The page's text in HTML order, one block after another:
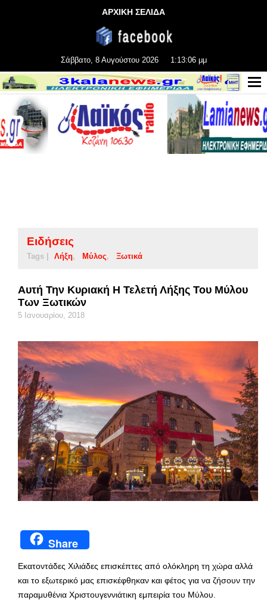
ΑΡΧΙΚΗ ΣΕΛΙΔΑ
Σάββατο, 8 Αυγούστου 2026 1:13:06 μμ
Ειδήσεις
Tags | Λήξη Μύλος Ξωτικά
Αυτή Την Κυριακή Η Τελετή Λήξης Του Μύλου
Των Ξωτικών
5 Ιανουαρίου, 2018
Share
Εκατοντάδες Χιλιάδες επισκέπτες από ολόκληρη τη χώρα αλλά
και το εξωτερικό μας επισκέφθηκαν και φέτος για να ζήσουν την
παραμυθένια Χριστουγεννιάτικη εμπειρία του Μύλου.